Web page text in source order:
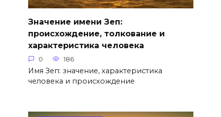
Значение имени Зеп:
происхождение, толкование и
характеристика человека
0 186
Имя Зеп: значение, характеристика
человека и происхождение